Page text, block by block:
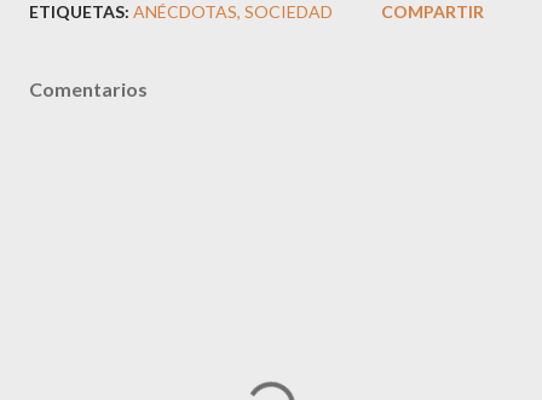
ETIQUETAS: ANÉCDOTAS SOCIEDAD COMPARTIR
Comentarios